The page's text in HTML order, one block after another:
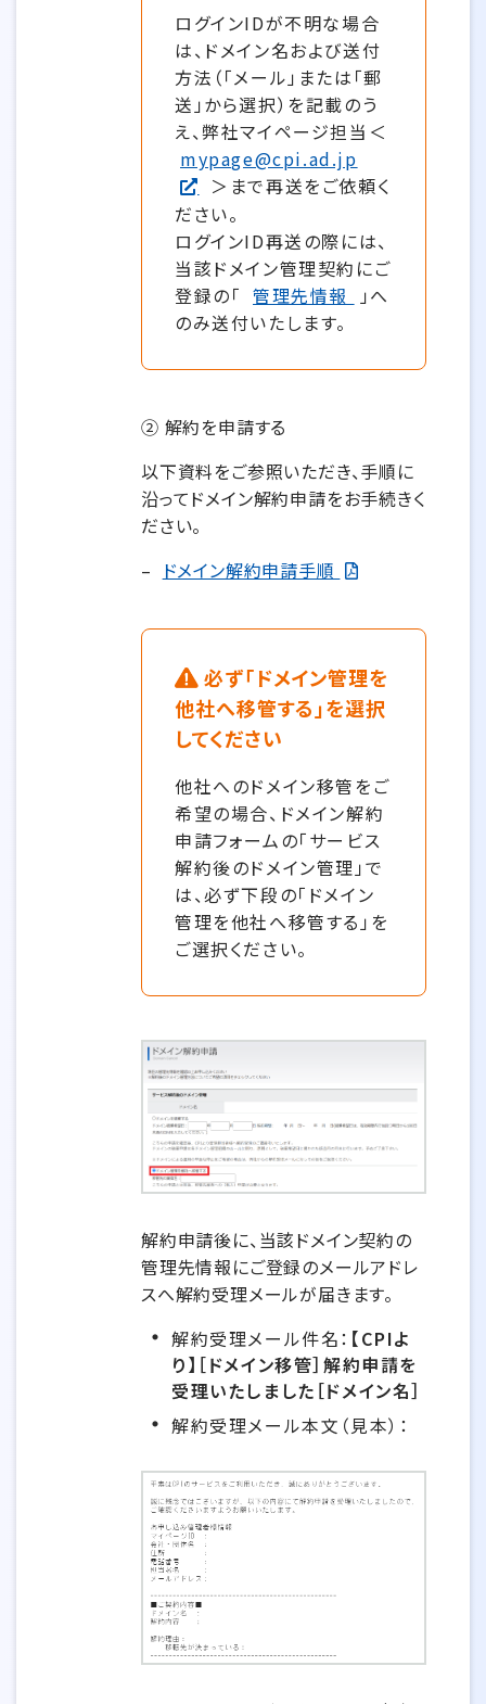
ログインIDが不明な場合
は、ドメイン名および送付
方法（「メール」または「郵
送」から選択）を記載のう
え、弊社マイページ担当＜
mypage@cpi.ad.jp
＞まで再送をご依頼く
ださい。
ログインID再送の際には、
当該ドメイン管理契約にご
登録の「 管理先情報
」へ
のみ送付いたします。
② 解約を申請する
以下資料をご参照いただき、手順に
沿ってドメイン解約申請をお手続きく
ださい。
– ドメイン解約申請手順
必ず「ドメイン管理を
他社へ移管する」を選択
してください
他社へのドメイン移管をご
希望の場合、ドメイン解約
申請フォームの「サービス
解約後のドメイン管理」で
は、必ず下段の「ドメイン
管理を他社へ移管する」を
ご選択ください。
解約申請後に、当該ドメイン契約の
管理先情報にご登録のメールアドレ
スへ解約受理メールが届きます。
解約受理メール件名： 【CPIよ
り】［ドメイン移管］解約申請を
受理いたしました［ドメイン名］
解約受理メール本文（見本）：